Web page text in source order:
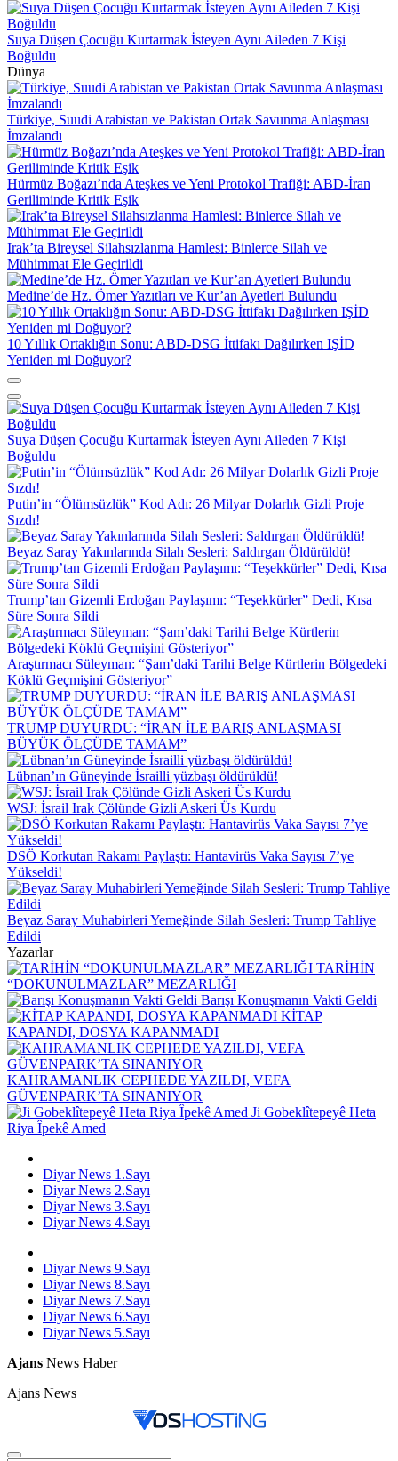
Suya Düşen Çocuğu Kurtarmak İsteyen Aynı Aileden 7 Kişi
Boğuldu
Dünya
Türkiye, Suudi Arabistan ve Pakistan Ortak Savunma Anlaşması
İmzalandı
Hürmüz Boğazı’nda Ateşkes ve Yeni Protokol Trafiği: ABD-İran
Geriliminde Kritik Eşik
Irak’ta Bireysel Silahsızlanma Hamlesi: Binlerce Silah ve
Mühimmat Ele Geçirildi
Medine’de Hz. Ömer Yazıtları ve Kur’an Ayetleri Bulundu
10 Yıllık Ortaklığın Sonu: ABD-DSG İttifakı Dağılırken IŞİD
Yeniden mi Doğuyor?
Suya Düşen Çocuğu Kurtarmak İsteyen Aynı Aileden 7 Kişi
Boğuldu
Putin’in “Ölümsüzlük” Kod Adı: 26 Milyar Dolarlık Gizli Proje
Sızdı!
Beyaz Saray Yakınlarında Silah Sesleri: Saldırgan Öldürüldü!
Trump’tan Gizemli Erdoğan Paylaşımı: “Teşekkürler” Dedi, Kısa
Süre Sonra Sildi
Araştırmacı Süleyman: “Şam’daki Tarihi Belge Kürtlerin Bölgedeki
Köklü Geçmişini Gösteriyor”
TRUMP DUYURDU: “İRAN İLE BARIŞ ANLAŞMASI
BÜYÜK ÖLÇÜDE TAMAM”
Lübnan’ın Güneyinde İsrailli yüzbaşı öldürüldü!
WSJ: İsrail Irak Çölünde Gizli Askeri Üs Kurdu
DSÖ Korkutan Rakamı Paylaştı: Hantavirüs Vaka Sayısı 7’ye
Yükseldi!
Beyaz Saray Muhabirleri Yemeğinde Silah Sesleri: Trump Tahliye
Edildi
Yazarlar
TARİHİN
“DOKUNULMAZLAR” MEZARLIĞI
Barışı Konuşmanın Vakti Geldi
KİTAP
KAPANDI, DOSYA KAPANMADI
KAHRAMANLIK CEPHEDE YAZILDI, VEFA
GÜVENPARK’TA SINANIYOR
Ji Gobeklîtepeyê Heta
Riya Îpekê Amed
Diyar News 1.Sayı
Diyar News 2.Sayı
Diyar News 3.Sayı
Diyar News 4.Sayı
Diyar News 9.Sayı
Diyar News 8.Sayı
Diyar News 7.Sayı
Diyar News 6.Sayı
Diyar News 5.Sayı
Ajans News Haber
Ajans News